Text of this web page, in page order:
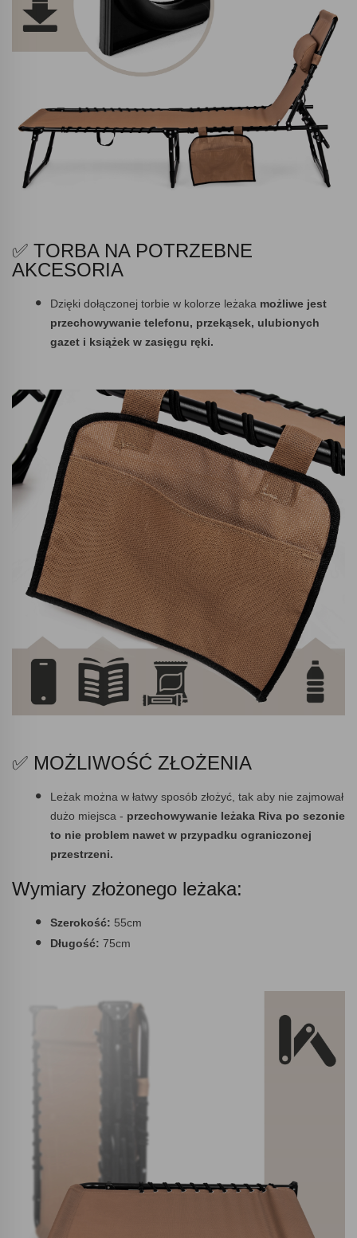
✅ TORBA NA POTRZEBNE
AKCESORIA
Dzięki dołączonej torbie w kolorze leżaka możliwe jest
przechowywanie telefonu, przekąsek, ulubionych
gazet i książek w zasięgu ręki.
✅ MOŻLIWOŚĆ ZŁOŻENIA
Leżak można w łatwy sposób złożyć, tak aby nie zajmował
dużo miejsca - przechowywanie leżaka Riva po sezonie
to nie problem nawet w przypadku ograniczonej
przestrzeni.
Wymiary złożonego leżaka:
Szerokość: 55cm
Długość: 75cm